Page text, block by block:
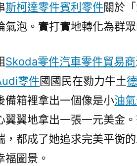
件
商
五”，
變
你
生
涯〉
斯柯達零件賓利零件關於
氣泡。實打實地轉化為群
Skoda零件汽車零件貿易商
零件國國民在勠力牛土
備箱裡拿出一個像是小油
翼翼地拿出一張一元美金
，都成了她追求完美平衡
福圖景。